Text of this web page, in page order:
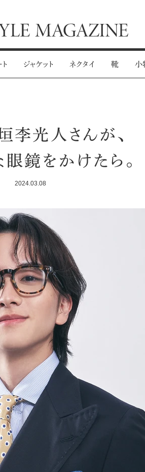
ジャケット ネクタイ 靴 小
李光人さんが、
眼鏡をかけたら。
2024.03.08